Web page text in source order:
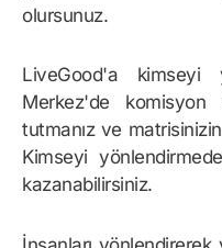
olursunuz.
LiveGood'a kimseyi
Merkez'de komisyon
tutmanız ve
Kimseyi
kazanabilirsiniz.